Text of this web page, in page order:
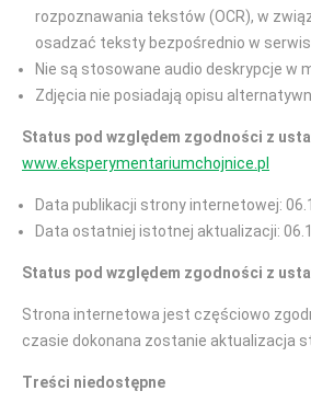
rozpoznawania tekstów (OCR), w
osadzać teksty bezpośrednio w
Nie są stosowane audio deskrypcje w
Zdjęcia nie posiadają opisu
Status pod względem zgodności z
www.eksperymentariumchojnice.pl
Data publikacji strony internetowej:
Data ostatniej istotnej aktualizacji:
Status pod względem zgodności z
Strona internetowa jest częściowo
czasie dokonana zostanie aktualizacja
Treści niedostępne